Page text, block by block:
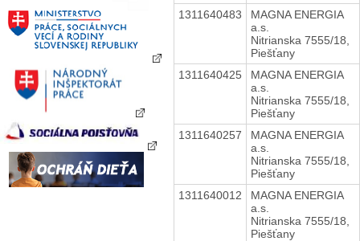
1311640483
MAGNA ENERGIA
a.s.
Nitrianska 7555/18,
Piešťany
1311640425
MAGNA ENERGIA
a.s.
Nitrianska 7555/18,
Piešťany
1311640257
MAGNA ENERGIA
a.s.
Nitrianska 7555/18,
Piešťany
1311640012
MAGNA ENERGIA
a.s.
Nitrianska 7555/18,
Piešťany